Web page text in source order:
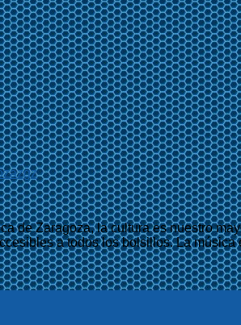
zgz
de Zaragoza, la cultura es nuestro
a todos los bolsillos. La música